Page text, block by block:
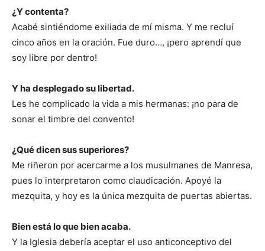
¿Y contenta?
Acabé sintiéndome exiliada de mí misma. Y me recluí
cinco años en la oración. Fue duro…, ¡pero aprendí que
soy libre por dentro!
Y ha desplegado su libertad.
Les he complicado la vida a mis hermanas: ¡no para de
sonar el timbre del convento!
¿Qué dicen sus superiores?
Me riñeron por acercarme a los musulmanes de Manresa,
pues lo interpretaron como claudicación. Apoyé la
mezquita, y hoy es la única mezquita de puertas abiertas.
Bien está lo que bien acaba.
Y la Iglesia debería aceptar el uso anticonceptivo del